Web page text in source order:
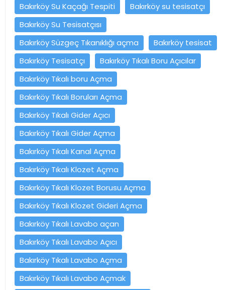
Bakırköy Su Kaçağı Tespiti
Bakırköy su tesisatçı
Bakırköy Su Tesisatçısı
Bakırköy Süzgeç Tıkanıklığı açma
Bakırköy tesisat
Bakırköy Tesisatçı
Bakırköy Tıkalı Boru Açıcılar
Bakırköy Tıkalı boru Açma
Bakırköy Tıkalı Boruları Açma
Bakırköy Tıkalı Gider Açıcı
Bakırköy Tıkalı Gider Açma
Bakırköy Tıkalı Kanal Açma
Bakırköy Tıkalı Klozet Açma
Bakırköy Tıkalı Klozet Borusu Açma
Bakırköy Tıkalı Klozet Gideri Açma
Bakırköy Tıkalı Lavabo açan
Bakırköy Tıkalı Lavabo Açıcı
Bakırköy Tıkalı Lavabo Açma
Bakırköy Tıkalı Lavabo Açmak